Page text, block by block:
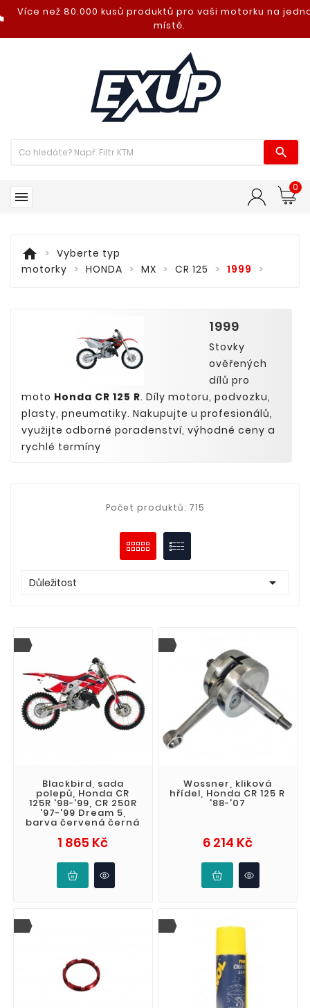
Více než 80.000 kusů produktů pro vaši motorku na
místě.


0
home
Vyberte typ
motorky
HONDA MX CR 125 1999
1999
Stovky
ověřených
dílů pro
moto Honda CR 125 R. Díly motoru, podvozku,
plasty, pneumatiky. Nakupujte u profesionálů,
využijte odborné poradenství, výhodné ceny a
rychlé termíny
Počet produktů: 715
Důležitost 
Blackbird, sada
polepů, Honda CR
125R '98-'99, CR 250R
'97-'99 Dream 5,
barva červená černá
1 865 KčCena
Wossner, kliková
hřídel, Honda CR 125 R
'88-'07
6 214 KčCena